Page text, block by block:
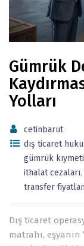
Gümrük
Yolları
cetinbarut
dış ticaret
gümrük kıymeti
ithalat cezaları,
transfer
Dış ticaret
matrahı,